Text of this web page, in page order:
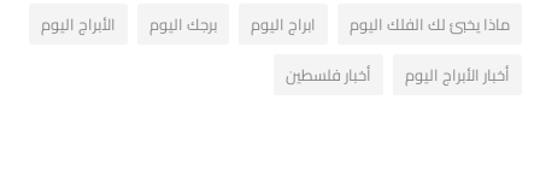
ماذا يخبئ لك الفلك اليوم
ابراج اليوم برجك اليوم
الأبراج اليوم
أخبار الأبراج اليوم
أخبار فلسطين